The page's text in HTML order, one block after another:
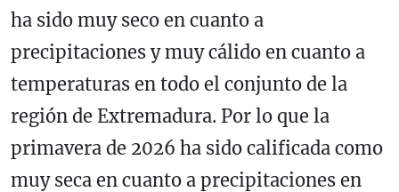
ha sido muy seco en cuanto a
precipitaciones y muy cálido en cuanto a
temperaturas en todo el conjunto de la
región de Extremadura. Por lo que la
primavera de 2026 ha sido calificada como
muy seca en cuanto a precipitaciones en